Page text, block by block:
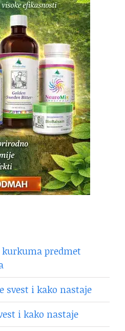
kurkuma predmet
svest i kako nastaje
i kako nastaje